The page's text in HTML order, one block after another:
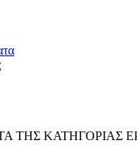
ΤΗΣ ΚΑΤΗΓΟΡΙΑΣ